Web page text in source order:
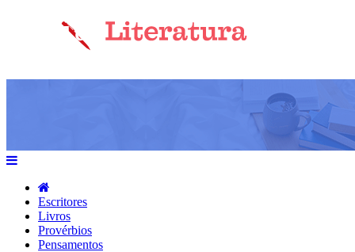
Escritores
Livros
Provérbios
Pensamentos